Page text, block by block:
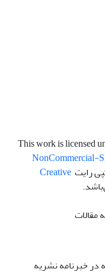
NonCommercial-
رایتCreative
در خبرنامه نشریه